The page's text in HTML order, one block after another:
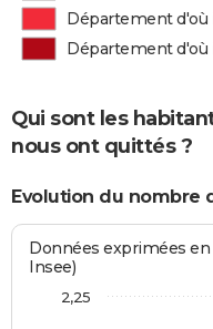
Département
Département d'où
Qui sont les
nous ont quittés ?
Evolution du nombre
Données exprimées
Insee)
2,25